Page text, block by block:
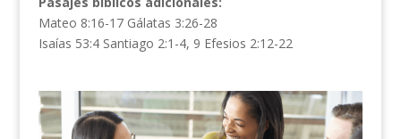
Mateo 8:16-17 Gálatas 3:26-28
Isaías 53:4 Santiago 2:1-4, 9 Efesios 2:12-22